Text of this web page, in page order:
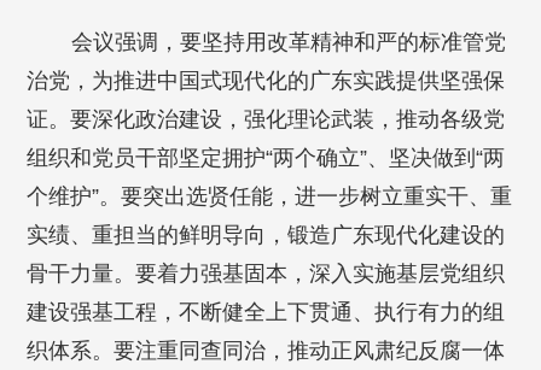
会议强调，要坚持用改革精神和严的标准管党
治党，为推进中国式现代化的广东实践提供坚强保
证。要深化政治建设，强化理论武装，推动各级党
组织和党员干部坚定拥护“两个确立”、坚决做到“两
个维护”。要突出选贤任能，进一步树立重实干、重
实绩、重担当的鲜明导向，锻造广东现代化建设的
骨干力量。要着力强基固本，深入实施基层党组织
建设强基工程，不断健全上下贯通、执行有力的组
织体系。要注重同查同治，推动正风肃纪反腐一体